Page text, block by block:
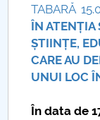
Sénat
Facultés
TABARĂ
ÎN ATENȚIA
ȘTIINȚE,
CARE AU
UNUI LOC
În data de